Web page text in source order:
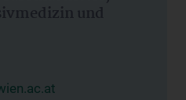
und